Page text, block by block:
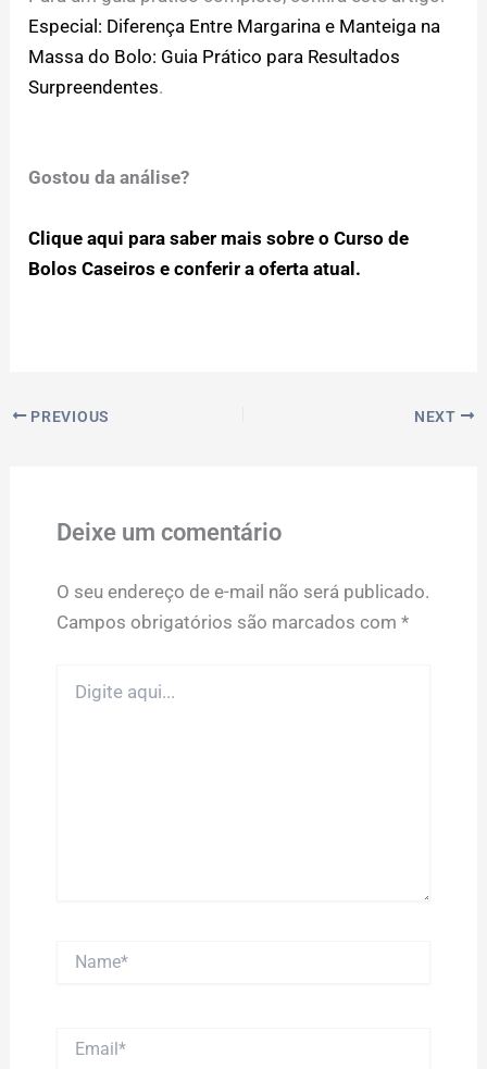
Especial: Diferença Entre Margarina e Manteiga na
Massa do Bolo: Guia Prático para Resultados
Surpreendentes.
Gostou da análise?
Clique aqui para saber mais sobre o Curso de
Bolos Caseiros e conferir a oferta atual.
PREVIOUS NEXT
Deixe um comentário
O seu endereço de e-mail não será publicado.
Campos obrigatórios são marcados com *
aqui...